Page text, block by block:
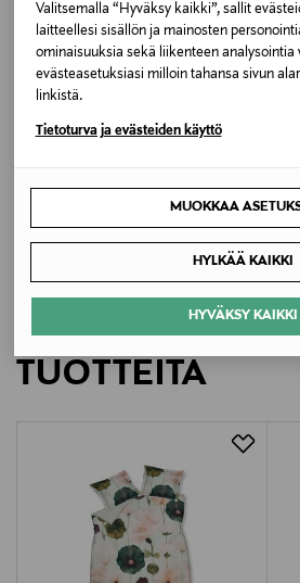
Valitsemalla “Hyväksy kaikki”, sallit
laitteellesi sisällön ja mainosten
ominaisuuksia sekä liikenteen analysointia
evästeasetuksiasi milloin tahansa sivun
linkistä.
Tietoturva ja evästeiden käyttö
MUOKKAA
HYLKÄÄ KAIKKI
HYVÄKSY KAIKKI
Kiina
Valmistajan tuotenumero
44928
Amoena
Kapellenweg 36, 83064 Raubling,
Digitaalinen osoite
info.de@amoena.com
Amoena, rintaliivit, proteesiliivit
AMOENA
LISÄÄ
TUOTTEITA